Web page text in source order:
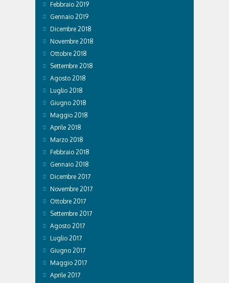
Febbraio 2019
Gennaio 2019
Dicembre 2018
Novembre 2018
Ottobre 2018
Settembre 2018
Agosto 2018
Luglio 2018
Giugno 2018
Maggio 2018
Aprile 2018
Marzo 2018
Febbraio 2018
Gennaio 2018
Dicembre 2017
Novembre 2017
Ottobre 2017
Settembre 2017
Agosto 2017
Luglio 2017
Giugno 2017
Maggio 2017
Aprile 2017